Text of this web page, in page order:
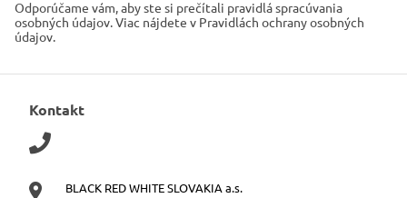
Odporúčame vám, aby ste si prečítali pravidlá spracúvania
osobných údajov. Viac nájdete v Pravidlách ochrany osobných
údajov.
Kontakt
BLACK RED WHITE SLOVAKIA a.s.